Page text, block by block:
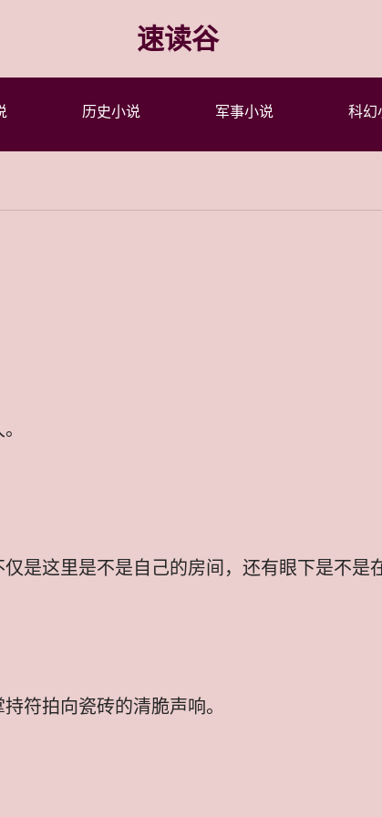
速读谷
历史小说 军事小说 科幻
是这里是不是自己的房间，还有眼下是不是
符拍向瓷砖的清脆声响。